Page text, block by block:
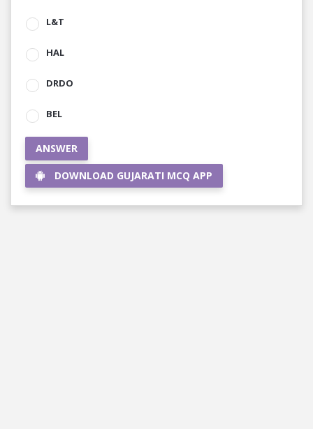
L&T
HAL
DRDO
BEL
ANSWER
DOWNLOAD GUJARATI MCQ APP